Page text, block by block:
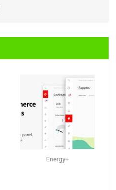
Energy+